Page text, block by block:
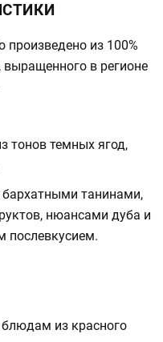
произведено из 100%
в регионе
тонов темных ягод,
танинами,
нюансами дуба и
послевкусием.
из красного